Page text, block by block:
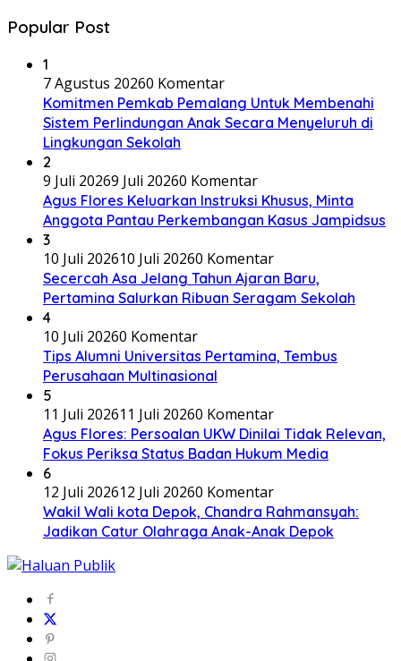
Popular Post
1
7 Agustus 20260 Komentar
Komitmen Pemkab Pemalang Untuk Membenahi
Sistem Perlindungan Anak Secara Menyeluruh di
Lingkungan Sekolah
2
9 Juli 20269 Juli 20260 Komentar
Agus Flores Keluarkan Instruksi Khusus, Minta
Anggota Pantau Perkembangan Kasus Jampidsus
3
10 Juli 202610 Juli 20260 Komentar
Secercah Asa Jelang Tahun Ajaran Baru,
Pertamina Salurkan Ribuan Seragam Sekolah
4
10 Juli 20260 Komentar
Tips Alumni Universitas Pertamina, Tembus
Perusahaan Multinasional
5
11 Juli 202611 Juli 20260 Komentar
Agus Flores: Persoalan UKW Dinilai Tidak Relevan,
Fokus Periksa Status Badan Hukum Media
6
12 Juli 202612 Juli 20260 Komentar
Wakil Wali kota Depok, Chandra Rahmansyah:
Jadikan Catur Olahraga Anak-Anak Depok